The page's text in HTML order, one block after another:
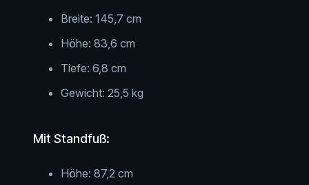
Breite: 145,7 cm
Höhe: 83,6 cm
Tiefe: 6,8 cm
Gewicht: 25,5 kg
Mit Standfuß:
Höhe: 87,2 cm